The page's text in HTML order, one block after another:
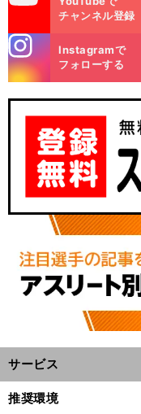
チャンネル登録
m
Instagramで
フォローする
サービス
推奨環境